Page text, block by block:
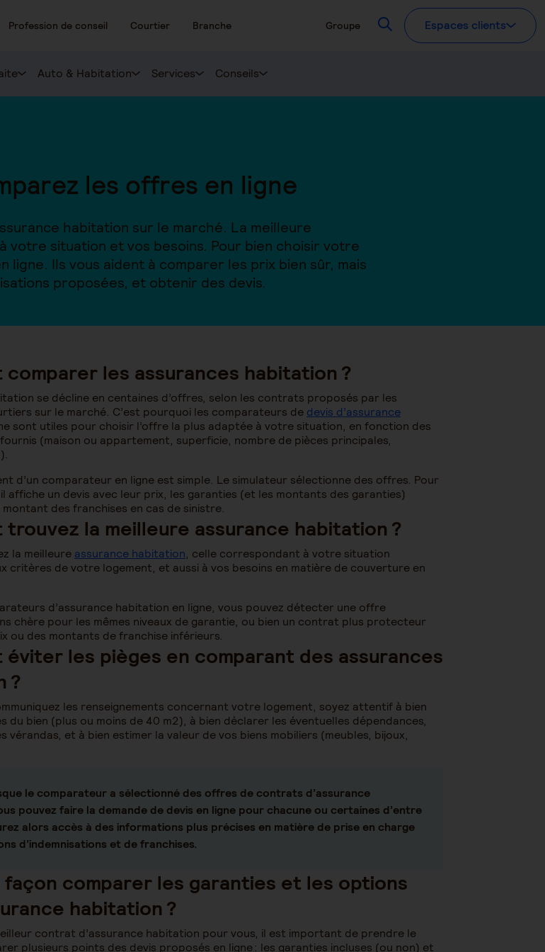
Profession de conseil Courtier Branche Groupe RecherchezEspaces clients
Auto & Habitation Services Conseils
les offres en ligne
habitation sur le marché. La meilleure
situation et vos besoins. Pour bien choisir votre
Ils vous aident à comparer les prix bien sûr, mais
proposées, et obtenir des devis.
comparer les assurances habitation ?
se décline en centaines d’offres, selon les contrats proposés par les
sur le marché. C’est pourquoi les comparateurs de devis d’assurance
sont utiles pour choisir l’offre la plus adaptée à votre situation, en fonction des
(maison ou appartement, superficie, nombre de pièces principales,
d’un comparateur en ligne est simple. Le simulateur sélectionne des offres. Pour
il affiche un devis avec leur prix, les garanties (et les montants des garanties)
des franchises en cas de sinistre.
trouvez la meilleure assurance habitation ?
la meilleure assurance habitation, celle correspondant à votre situation
critères de votre logement, et aussi à vos besoins en matière de couverture en
d’assurance habitation en ligne, vous pouvez détecter une offre
chère pour les mêmes niveaux de garantie, ou bien un contrat plus protecteur
ou des montants de franchise inférieurs.
éviter les pièges en comparant des assurances
?
les renseignements concernant votre logement, soyez attentif à bien
du bien (plus ou moins de 40 m2), à bien déclarer les éventuelles dépendances,
vérandas, et à bien estimer la valeur de vos biens mobiliers (meubles, bijoux,
le comparateur a sélectionné des offres de contrats d’assurance
pouvez faire la demande de devis en ligne pour chacune ou certaines d’entre
alors accès à des informations plus précises en matière de prise en charge
d’indemnisations et de franchises.
façon comparer les garanties et les options
habitation ?
contrat d’assurance habitation pour vous, il est important de prendre le
plusieurs points des devis proposés en ligne : les garanties incluses (ou non) et